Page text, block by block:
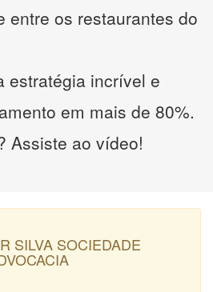
entre os restaurantes do
estratégia incrível e
em mais de 80%.
Assiste ao vídeo!
SILVA SOCIEDADE